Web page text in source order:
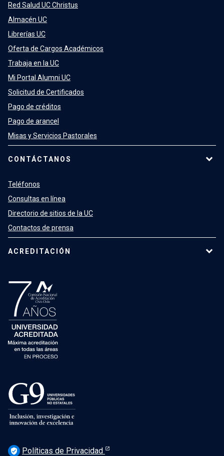
Red Salud UC Christus
Almacén UC
Librerías UC
Oferta de Cargos Académicos
Trabaja en la UC
Mi Portal Alumni UC
Solicitud de Certificados
Pago de créditos
Pago de arancel
Misas y Servicios Pastorales
CONTÁCTANOS
Teléfonos
Consultas en línea
Directorio de sitios de la UC
Contactos de prensa
ACREDITACIÓN
verified_user Políticas de Privacidad